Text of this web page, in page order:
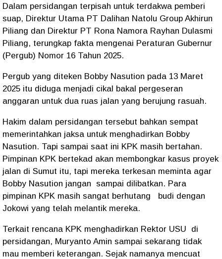
Dalam persidangan terpisah untuk terdakwa pemberi
suap, Direktur Utama PT Dalihan Natolu Group Akhirun
Piliang dan Direktur PT Rona Namora Rayhan Dulasmi
Piliang, terungkap fakta mengenai Peraturan Gubernur
(Pergub) Nomor 16 Tahun 2025.
Pergub yang diteken Bobby Nasution pada 13 Maret
2025 itu diduga menjadi cikal bakal pergeseran
anggaran untuk dua ruas jalan yang berujung rasuah.
Hakim dalam persidangan tersebut bahkan sempat
memerintahkan jaksa untuk menghadirkan Bobby
Nasution. Tapi sampai saat ini KPK masih bertahan.
Pimpinan KPK bertekad akan membongkar kasus proyek
jalan di Sumut itu, tapi mereka terkesan meminta agar
Bobby Nasution jangan
sampai dilibatkan. Para
pimpinan KPK masih sangat berhutang
budi dengan
Jokowi yang telah melantik mereka.
Terkait rencana KPK menghadirkan Rektor USU di
persidangan, Muryanto Amin sampai sekarang tidak
mau memberi keterangan. Sejak namanya mencuat